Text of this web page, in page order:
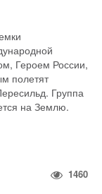
Героем России,
полетят
Группа
на Землю.
1460